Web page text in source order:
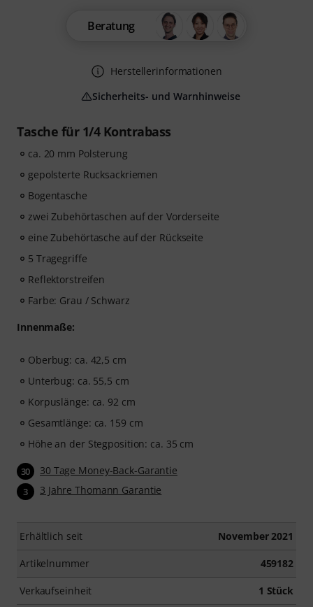
Tasche für 1/4 Kontrabass
ca. 20 mm Polsterung
gepolsterte Rucksackriemen
Bogentasche
zwei Zubehörtaschen auf der Vorderseite
eine Zubehörtasche auf der Rückseite
5 Tragegriffe
Reflektorstreifen
Farbe: Grau / Schwarz
Innenmaße:
Oberbug: ca. 42,5 cm
Unterbug: ca. 55,5 cm
Korpuslänge: ca. 92 cm
Gesamtlänge: ca. 159 cm
Höhe an der Stegposition: ca. 35 cm
30 30 Tage Money-Back-Garantie
3 3 Jahre Thomann Garantie
Erhältlich seit November 2021
Artikelnummer 459182
Verkaufseinheit 1 Stück
Beratung
Herstellerinformationen
Sicherheits- und Warnhinweise